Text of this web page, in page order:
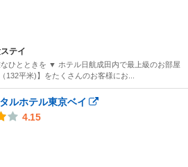
テイ
ひとときを ▼ ホテル日航成田内で最上級のお部屋
132平米)】をたくさんのお客様にお...
ルホテル東京ベイ
4.15